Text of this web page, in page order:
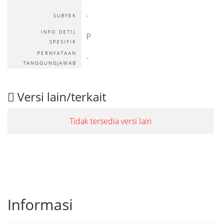
SUBYEK -
INFO DETIL
SPESIFIK
P
PERNYATAAN
TANGGUNGJAWAB
-
Versi lain/terkait
Tidak tersedia versi lain
Informasi